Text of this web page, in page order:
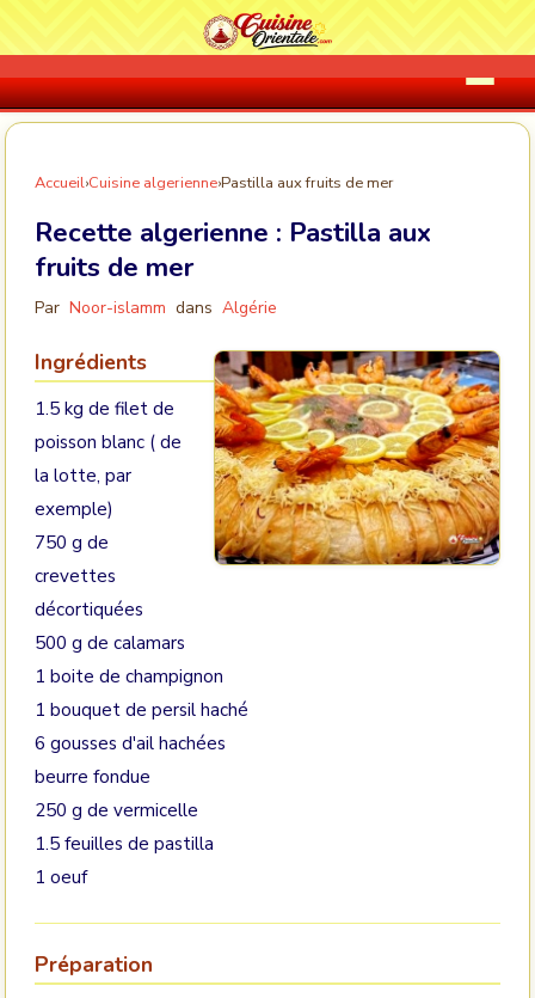
Accueil›Cuisine algerienne›Pastilla aux fruits de mer
Recette algerienne : Pastilla aux
fruits de mer
Par Noor-islamm dans Algérie
Ingrédients
1.5 kg de filet de
poisson blanc ( de
la lotte, par
exemple)
750 g de
crevettes
décortiquées
500 g de calamars
1 boite de champignon
1 bouquet de persil haché
6 gousses d'ail hachées
beurre fondue
250 g de vermicelle
1.5 feuilles de pastilla
1 oeuf
Préparation